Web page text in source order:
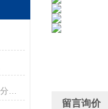
留言询价